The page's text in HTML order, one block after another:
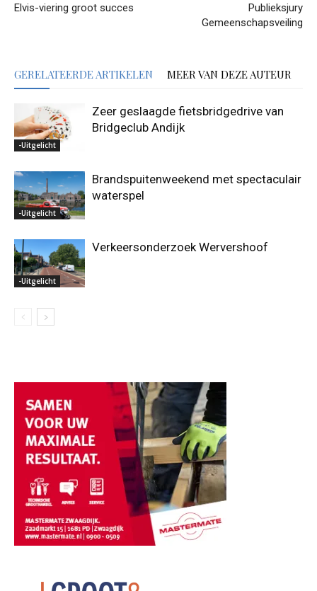
Elvis-viering groot succes
Publieksjury
Gemeenschapsveiling
GERELATEERDE ARTIKELEN MEER VAN DEZE AUTEUR
-Uitgelicht
Zeer geslaagde fietsbridgedrive van
Bridgeclub Andijk
-Uitgelicht
Brandspuitenweekend met spectaculair
waterspel
-Uitgelicht
Verkeersonderzoek Wervershoof